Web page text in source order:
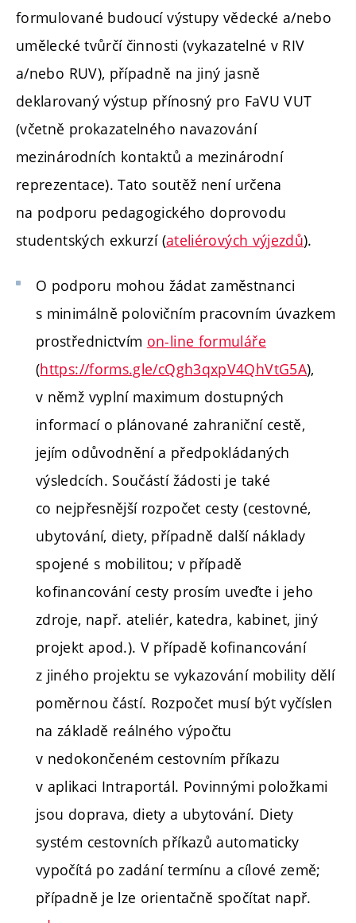
formulované budoucí výstupy vědecké a/nebo
umělecké tvůrčí činnosti (vykazatelné v RIV
a/nebo RUV), případně na jiný jasně
deklarovaný výstup přínosný pro FaVU VUT
(včetně prokazatelného navazování
mezinárodních kontaktů a mezinárodní
reprezentace). Tato soutěž není určena
na podporu pedagogického doprovodu
studentských exkurzí (ateliérových výjezdů).
O podporu mohou žádat zaměstnanci
s minimálně polovičním pracovním úvazkem
prostřednictvím on-line formuláře
(https://forms.gle/cQgh3qxpV4QhVtG5A),
v němž vyplní maximum dostupných
informací o plánované zahraniční cestě,
jejím odůvodnění a předpokládaných
výsledcích. Součástí žádosti je také
co nejpřesnější rozpočet cesty (cestovné,
ubytování, diety, případně další náklady
spojené s mobilitou; v případě
kofinancování cesty prosím uveďte i jeho
zdroje, např. ateliér, katedra, kabinet, jiný
projekt apod.). V případě kofinancování
z jiného projektu se vykazování mobility dělí
poměrnou částí. Rozpočet musí být vyčíslen
na základě reálného výpočtu
v nedokončeném cestovním příkazu
v aplikaci Intraportál. Povinnými položkami
jsou doprava, diety a ubytování. Diety
systém cestovních příkazů automaticky
vypočítá po zadání termínu a cílové země;
případně je lze orientačně spočítat např.